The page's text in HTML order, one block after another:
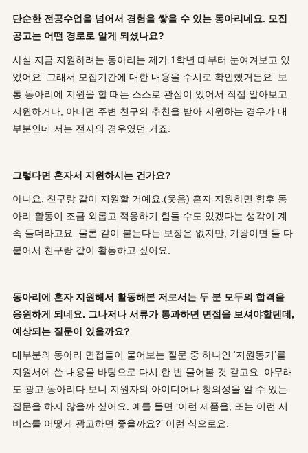
단순한 전공수업을 넘어서 경험을 쌓을 수 있는 동아리네요. 모집
공고는 어떤 경로로 알게 되셨나요?
사실 지금 지원하려는 동아리는 제가 1학년 때부터 눈여겨보고 있
었어요. 그래서 모집기간에 대한 내용을 수시로 확인했거든요. 보
통 동아리에 지원을 할 때는 스스로 관심이 있어서 직접 알아보고
지원하거나, 아니면 주변 친구의 추천을 받아 지원하는 경우가 대
부분인데 저는 전자의 경우였던 거죠.
그렇다면 혼자서 지원하시는 건가요?
아니요, 친구랑 같이 지원할 거예요.(웃음) 혼자 지원하면 향후 동
아리 활동이 조금 외롭고 적응하기 힘들 수도 있겠다는 생각이 계
속 들더라고요. 물론 같이 붙는다는 보장은 없지만, 기왕이면 둘 다
붙어서 친구랑 같이 활동하고 싶어요.
동아리에 혼자 지원해서 활동해본 저로서는 두 분 모두의 합격을
응원하게 되네요. 그나저나 서류가 통과하면 면접을 보셔야할텐데,
예상되는 질문이 있을까요?
대부분의 동아리 면접들이 물어보는 질문 중 하나인 ‘지원동기’를
지원서에 쓴 내용을 바탕으로 다시 한 번 물어볼 것 같고요. 아무래
도 광고 동아리다 보니 지원자의 아이디어나 창의성을 알 수 있는
질문을 하지 않을까 싶어요. 예를 들면 ‘이런 제품을, 또는 이런 서
비스를 어떻게 광고하면 좋을까요?’ 이런 식으로요.